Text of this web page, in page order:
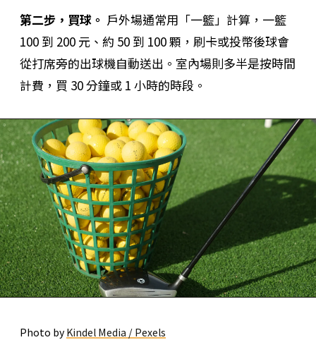
第二步，買球。 戶外場通常用「一籃」計算，一籃
100 到 200 元、約 50 到 100 顆，刷卡或投幣後球會
從打席旁的出球機自動送出。室內場則多半是按時間
計費，買 30 分鐘或 1 小時的時段。
Photo by Kindel Media / Pexels